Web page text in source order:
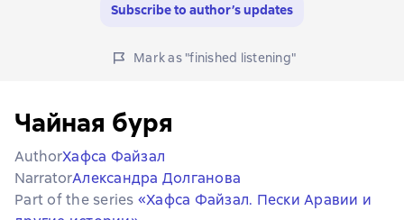
Subscribe to author’s updates
Mark as "finished listening"
Чайная буря
AuthorХафса Файзал
NarratorАлександра Долганова
Part of the series «Хафса Файзал. Пески Аравии и